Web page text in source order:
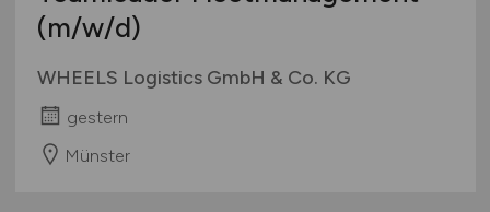
(m/w/d)
WHEELS Logistics GmbH & Co. KG
gestern
Münster